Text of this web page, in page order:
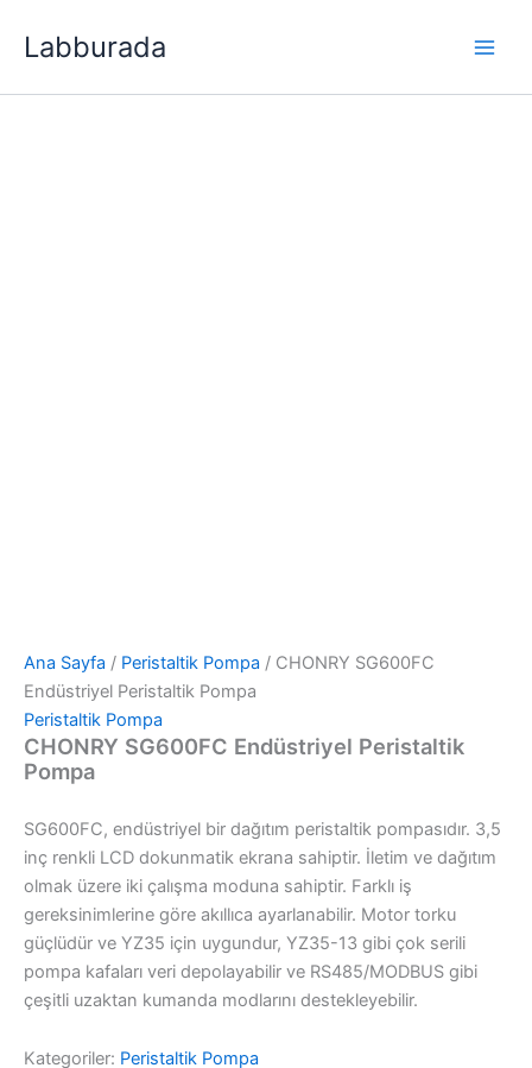
atlaLabburada
Ana Sayfa / Peristaltik Pompa / CHONRY SG600FC
Endüstriyel Peristaltik Pompa
Peristaltik Pompa
CHONRY SG600FC Endüstriyel Peristaltik
Pompa
SG600FC, endüstriyel bir dağıtım peristaltik pompasıdır. 3,5
inç renkli LCD dokunmatik ekrana sahiptir. İletim ve dağıtım
olmak üzere iki çalışma moduna sahiptir. Farklı iş
gereksinimlerine göre akıllıca ayarlanabilir. Motor torku
güçlüdür ve YZ35 için uygundur, YZ35-13 gibi çok serili
pompa kafaları veri depolayabilir ve RS485/MODBUS gibi
çeşitli uzaktan kumanda modlarını destekleyebilir.
Kategoriler: Peristaltik Pompa